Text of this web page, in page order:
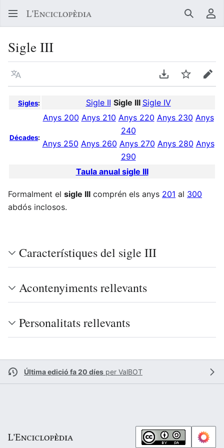
Buscar
Sigle III
Llegir en un atre idioma Descarregar en
Vigilar
Sigles: Sigle II Sigle III Sigle IV
Décades:
Anys 200 Anys 210 Anys 220 Anys 230 Anys
240
Anys 250 Anys 260 Anys 270 Anys 280 Anys
290
Taula anual sigle III
Formalment el sigle III comprén els anys 201 al 300
abdós inclosos.
Característiques del sigle III
Acontenyiments rellevants
Personalitats rellevants
Última edició fa 20 díes per ValBOT